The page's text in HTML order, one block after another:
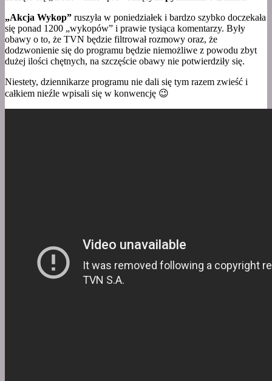
„Akcja Wykop” ruszyła w poniedziałek i bardzo szybko doczekała
się ponad 1200 „wykopów” i prawie tysiąca komentarzy. Były
obawy o to, że TVN będzie filtrował rozmowy oraz, że
dodzwonienie się do programu będzie niemożliwe z powodu zbyt
dużej ilości chętnych, na szczęście obawy nie potwierdziły się.
Niestety, dziennikarze programu nie dali się tym razem zwieść i
całkiem nieźle wpisali się w konwencję 😉